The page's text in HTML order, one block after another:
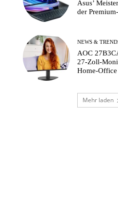
Asus’
der
NEWS &
AOC
27-Zoll-
Home-Office
Mehr laden